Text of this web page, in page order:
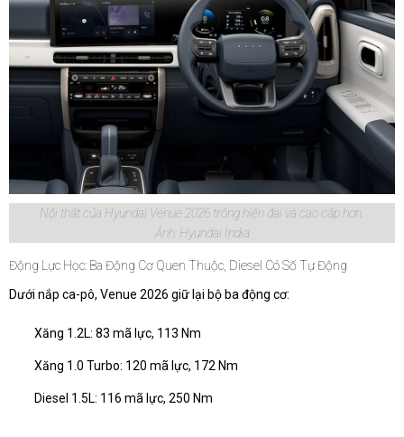
Nội thất của Hyundai Venue 2026 trông hiện đại và cao cấp hơn.
Ảnh: Hyundai India
Động Lực Học: Ba Động Cơ Quen Thuộc, Diesel Có Số Tự Động
Dưới nắp ca-pô, Venue 2026 giữ lại bộ ba động cơ:
Xăng 1.2L: 83 mã lực, 113 Nm
Xăng 1.0 Turbo: 120 mã lực, 172 Nm
Diesel 1.5L: 116 mã lực, 250 Nm